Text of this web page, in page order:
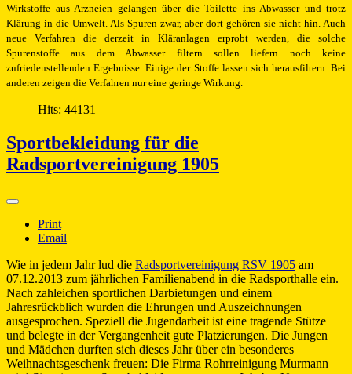
Wirkstoffe aus Arzneien gelangen über die Toilette ins Abwasser und trotz
Klärung in die Umwelt. Als Spuren zwar, aber dort gehören sie nicht hin. Auch
neue Verfahren die derzeit in Kläranlagen erprobt werden, die solche
Spurenstoffe aus dem Abwasser filtern sollen liefern noch keine
zufriedenstellenden Ergebnisse. Einige der Stoffe lassen sich herausfiltern. Bei
anderen zeigen die Verfahren nur eine geringe Wirkung.
Hits: 44131
Sportbekleidung für die
Radsportvereinigung 1905
Print
Email
Wie in jedem Jahr lud die Radsportvereinigung RSV 1905 am
07.12.2013 zum jährlichen Familienabend in die Radsporthalle ein.
Nach zahleichen sportlichen Darbietungen und einem
Jahresrückblich wurden die Ehrungen und Auszeichnungen
ausgesprochen. Speziell die Jugendarbeit ist eine tragende Stütze
und belegte in der Vergangenheit gute Platzierungen. Die Jungen
und Mädchen durften sich dieses Jahr über ein besonderes
Weihnachtsgeschenk freuen: Die Firma Rohrreinigung Murmann